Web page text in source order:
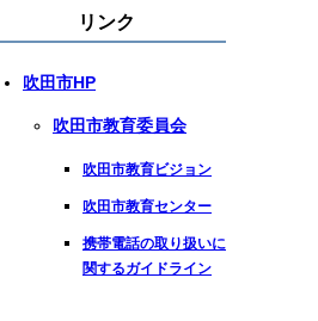
リンク
吹田市HP
吹田市教育委員会
吹田市教育ビジョン
吹田市教育センター
携帯電話の取り扱いに
関するガイドライン